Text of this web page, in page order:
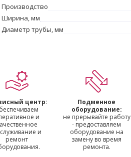
Производство
Ширина, мм
Диаметр трубы, мм
центр:
и
и
ремонт
Подменное
оборудование:
не прерывайте работу
- предоставляем
оборудование на
замену во время
ремонта.